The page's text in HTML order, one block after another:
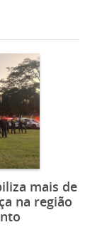
mais de
na região